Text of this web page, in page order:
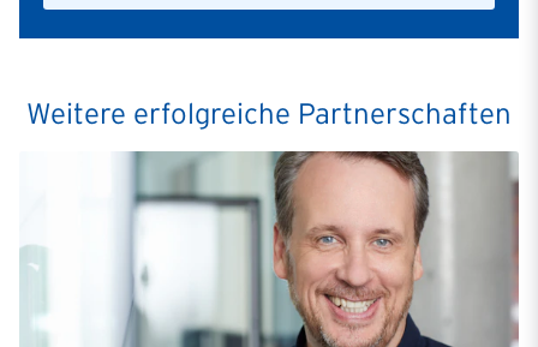
Weitere erfolgreiche Partnerschaften